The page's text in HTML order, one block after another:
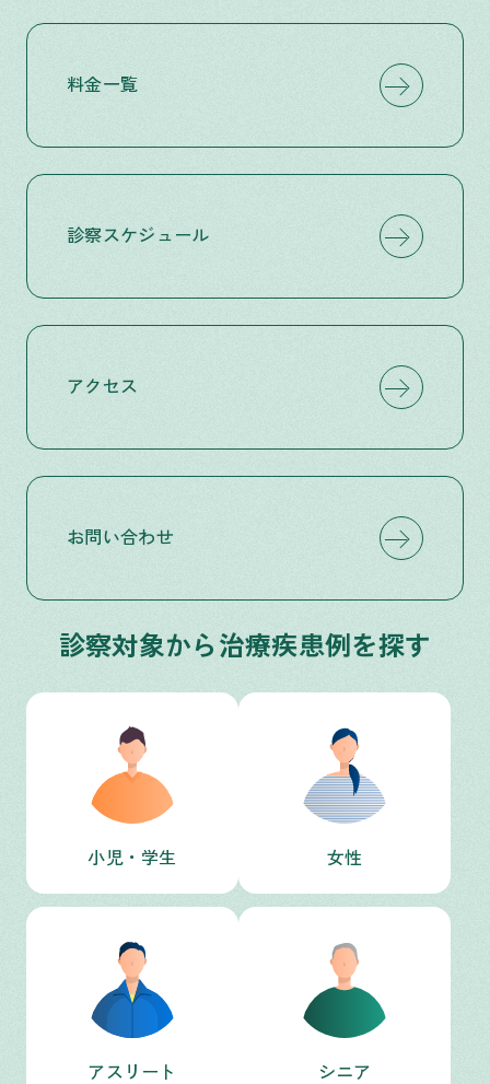
料金一覧
診察スケジュール
アクセス
お問い合わせ
診察対象から治療疾患例を探す
小児・学生 女性
アスリート シニア